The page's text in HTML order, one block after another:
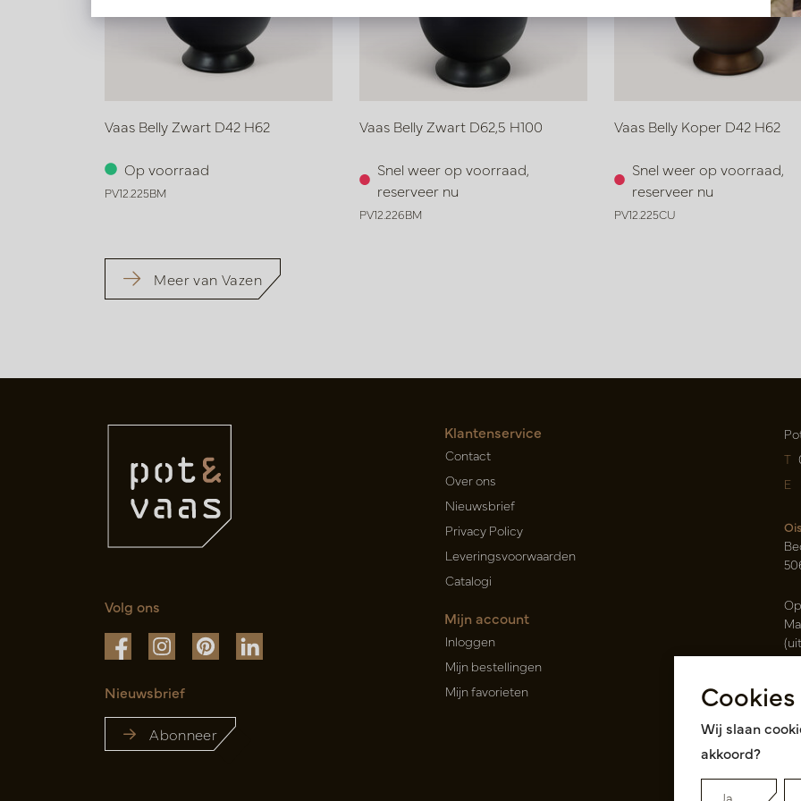
Vaas Belly Zwart D42 H62
Op voorraad
PV12.225BM
Vaas Belly Zwart D62,5 H100
Snel weer op voorraad,
reserveer nu
PV12.226BM
Vaas Belly Koper D42 H62
Snel weer op voorraad,
reserveer nu
PV12.225CU
Meer van Vazen
Volg ons
Nieuwsbrief
Abonneer
Klantenservice
Contact
Over ons
Nieuwsbrief
Privacy Policy
Leveringsvoorwaarden
Catalogi
Mijn account
Inloggen
Mijn bestellingen
Mijn favorieten
T
E
Cookies
Wij slaan
akkoord?
Ja